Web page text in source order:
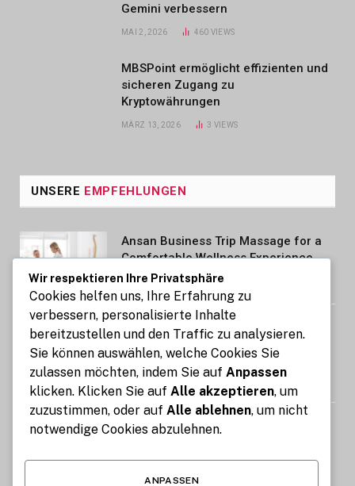
Gemini verbessern
MAI 2, 2026 460 VIEWS
MBSPoint ermöglicht effizienten und
sicheren Zugang zu
Kryptowährungen
MÄRZ 13, 2026 3 VIEWS
UNSERE EMPFEHLUNGEN
Ansan Business Trip Massage for a
Comfortable Wellness Experience
AUGUST 7, 2026
Kennzeichen express: So gelingt die
Kfz-Zulassung in nur 15 Minuten
online
Image Compressor: Reduce Image
Wir respektieren Ihre Privatsphäre
Cookies helfen uns, Ihre Erfahrung zu
verbessern, personalisierte Inhalte
bereitzustellen und den Traffic zu analysieren.
Sie können auswählen, welche Cookies Sie
zulassen möchten, indem Sie auf Anpassen
klicken. Klicken Sie auf Alle akzeptieren, um
zuzustimmen, oder auf Alle ablehnen, um nicht
notwendige Cookies abzulehnen.
ANPASSEN